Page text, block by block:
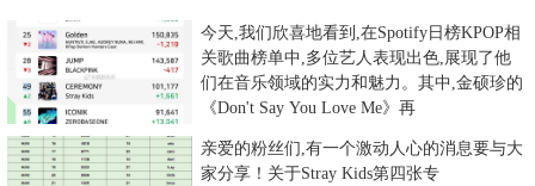
今天,我们欣喜地看到,在Spotify日榜KPOP相
关歌曲榜单中,多位艺人表现出色,展现了他
们在音乐领域的实力和魅力。其中,金硕珍的
《Don't Say You Love Me》再
亲爱的粉丝们,有一个激动人心的消息要与大
家分享！关于Stray Kids第四张专